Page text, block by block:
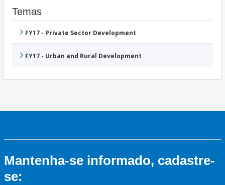
Temas
FY17 - Private Sector Development
FY17 - Urban and Rural Development
Mantenha-se informado, cadastre-
se: